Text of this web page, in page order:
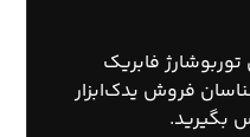
فابریک
فروش یدک‌ابزار
بگیرید.